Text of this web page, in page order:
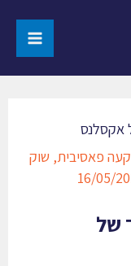
פאסיבית,שוק